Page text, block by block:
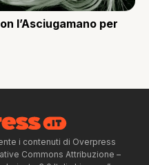
l’Asciugamano per
i contenuti di Overpress
Commons Attribuzione –